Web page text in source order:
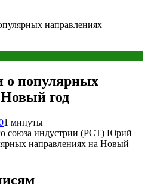
направлениях
о популярных
год
1 минуты
союза индустрии (РСТ) Юрий
направлениях на Новый